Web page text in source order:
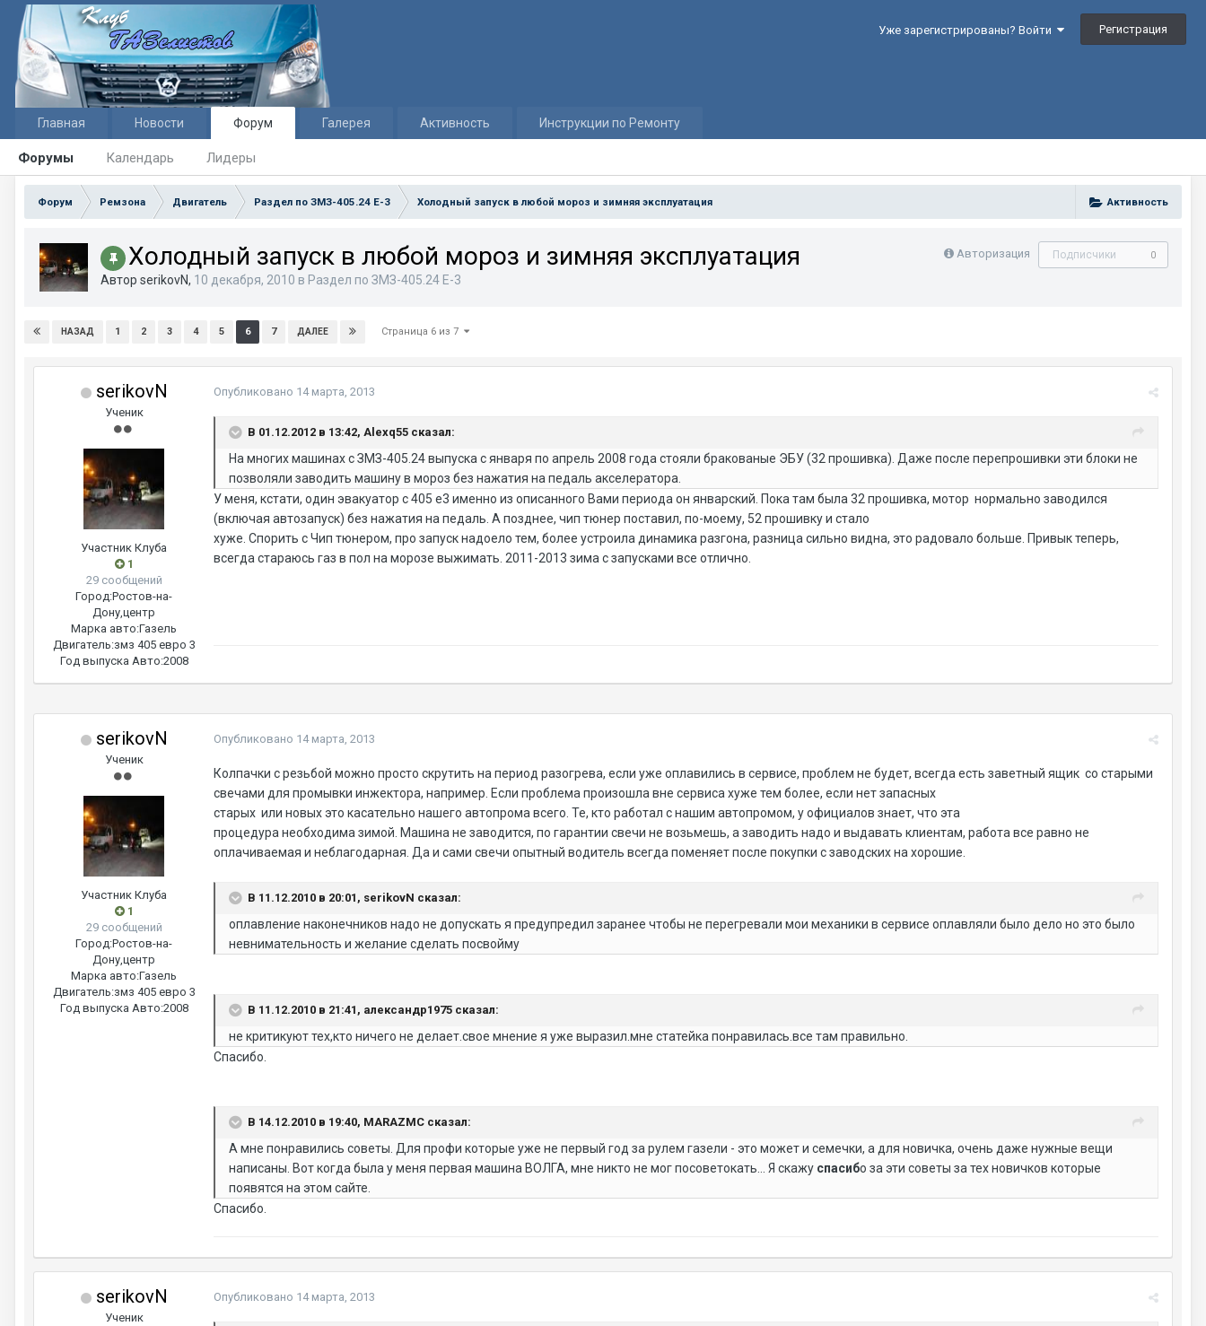
Уже зарегистрированы? Войти Регистрация
Главная Новости Форум
Форумы Календарь Лидеры
Галерея Активность Инструкции по Ремонту
Активность
Форум Ремзона Двигатель Раздел по ЗМЗ-405.24 E-3 Холодный запуск в любой мороз и зимняя эксплуатация
Авторизация Подписчики 0
Холодный запуск в любой мороз и зимняя эксплуатация
Автор serikovN, 10 декабря, 2010 в Раздел по ЗМЗ-405.24 E-3
НАЗАД 1 2 3 4 5 6 7 ДАЛЕЕ Страница 6 из 7
serikovN
Ученик
Участник Клуба
1
29 сообщений
Город:Ростов-на-
Дону,центр
Марка авто:Газель
Двигатель:змз 405 евро 3
Год выпуска Авто:2008
Опубликовано 14 марта, 2013
В 01.12.2012 в 13:42, Alexq55 сказал:
На многих машинах с ЗМЗ-405.24 выпуска с января по апрель 2008 года стояли бракованые ЭБУ (32 прошивка). Даже после перепрошивки эти блоки не
позволяли заводить машину в мороз без нажатия на педаль акселератора.
У меня, кстати, один эвакуатор с 405 е3 именно из описанного Вами периода он январский. Пока там была 32 прошивка, мотор нормально заводился
(включая автозапуск) без нажатия на педаль. А позднее, чип тюнер поставил, по-моему, 52 прошивку и стало
хуже. Спорить с Чип тюнером, про запуск надоело тем, более устроила динамика разгона, разница сильно видна, это радовало больше. Привык теперь,
всегда стараюсь газ в пол на морозе выжимать. 2011-2013 зима с запусками все отлично.
serikovN
Ученик
Участник Клуба
1
29 сообщений
Город:Ростов-на-
Дону,центр
Марка авто:Газель
Двигатель:змз 405 евро 3
Год выпуска Авто:2008
Опубликовано 14 марта, 2013
Колпачки с резьбой можно просто скрутить на период разогрева, если уже оплавились в сервисе, проблем не будет, всегда есть заветный ящик со старыми
свечами для промывки инжектора, например. Если проблема произошла вне сервиса хуже тем более, если нет запасных
старых или новых это касательно нашего автопрома всего. Те, кто работал с нашим автопромом, у официалов знает, что эта
процедура необходима зимой. Машина не заводится, по гарантии свечи не возьмешь, а заводить надо и выдавать клиентам, работа все равно не
оплачиваемая и неблагодарная. Да и сами свечи опытный водитель всегда поменяет после покупки с заводских на хорошие.
В 11.12.2010 в 20:01, serikovN сказал:
оплавление наконечников надо не допускать я предупредил заранее чтобы не перегревали мои механики в сервисе оплавляли было дело но это было
невнимательность и желание сделать посвойму
В 11.12.2010 в 21:41, александр1975 сказал:
не критикуют тех,кто ничего не делает.свое мнение я уже выразил.мне статейка понравилась.все там правильно.
Спасибо.
В 14.12.2010 в 19:40, MARAZMC сказал:
А мне понравились советы. Для профи которые уже не первый год за рулем газели - это может и семечки, а для новичка, очень даже нужные вещи
написаны. Вот когда была у меня первая машина ВОЛГА, мне никто не мог посоветокать... Я скажу спасибо за эти советы за тех новичков которые
появятся на этом сайте.
Спасибо.
serikovN
Ученик
Опубликовано 14 марта, 2013